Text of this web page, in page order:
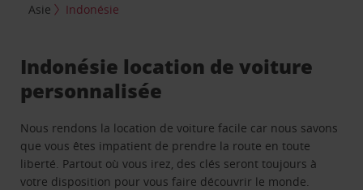
Asie
Indonésie
Indonésie location de voiture
personnalisée
Nous rendons la location de voiture facile car nous savons
que vous êtes impatient de prendre la route en toute
liberté. Partout où vous irez, des clés seront toujours à
votre disposition pour vous faire découvrir le monde.